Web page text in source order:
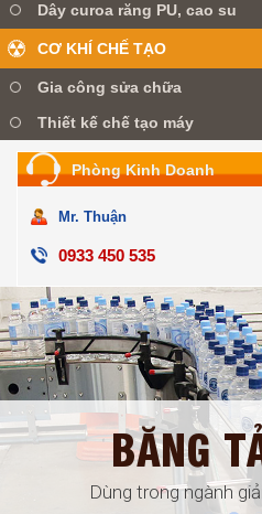
Dây curoa răng PU, cao su
CƠ KHÍ CHẾ TẠO
Gia công sửa chữa
Thiết kế chế tạo máy
Phòng Kinh Doanh
Mr. Thuận
0933 450 535
đóng gói, ...
BĂNG
Dùng trong ngành